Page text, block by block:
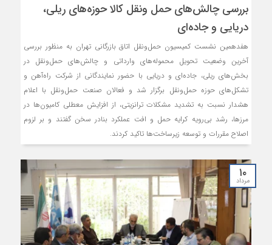
بررسی چالش‌های حمل ونقل کالا حوزه‌های ریلی،
دریایی و جاده‌ای
هفدهمین نشست کمیسیون حمل‌ونقل اتاق بازرگانی تهران به منظور بررسی
آخرین وضعیت تحویل محموله‌های وارداتی و چالش‌های حمل‌ونقل در
بخش‌های ریلی، جاده‌ای و دریایی با حضور نمایندگانی از شرکت راه‌آهن و
تشکل‌های حوزه حمل‌ونقل برگزار شد و فعالان صنعت حمل‌ونقل با اعلام
هشدار نسبت به تشدید مشکلات ترانزیتی، از افزایش معطلی کامیون‌ها در
مرزها، رشد بی‌رویه کرایه حمل و افت عملکرد بنادر سخن گفتند و بر لزوم
اصلاح مقررات و توسعه زیرساخت‌ها تاکید کردند.
۱۰
مرداد